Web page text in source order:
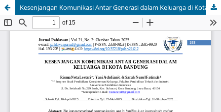
Kesenjangan Komunikasi Antar Generasi dalam Keluarga di Kota Bandung